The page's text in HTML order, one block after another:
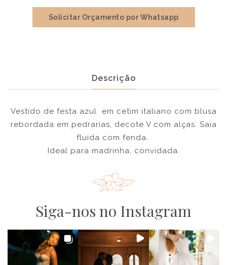
Solicitar Orçamento por Whatsapp
Descrição
Vestido de festa azul em cetim italiano com blusa
rebordada em pedrarias, decote V com alças. Saia
fluida com fenda.
Ideal para madrinha, convidada.
Siga-nos no Instagram